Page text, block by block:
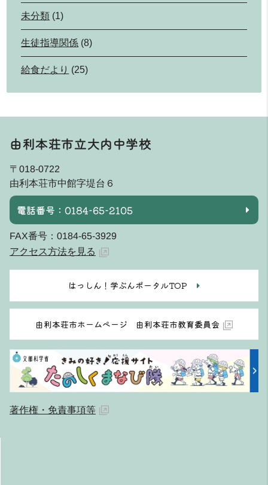
未分類 (1)
生徒指導関係 (8)
給食だより (25)
由利本荘市立大内中学校
〒018-0722
由利本荘市中館字堤台６
電話番号：0184-65-2105
FAX番号：0184-65-3929
アクセス方法を見る
はっしん！学ぶんポータルTOP
由利本荘市ホームページ 由利本荘市教育委員会
著作権・免責事項等